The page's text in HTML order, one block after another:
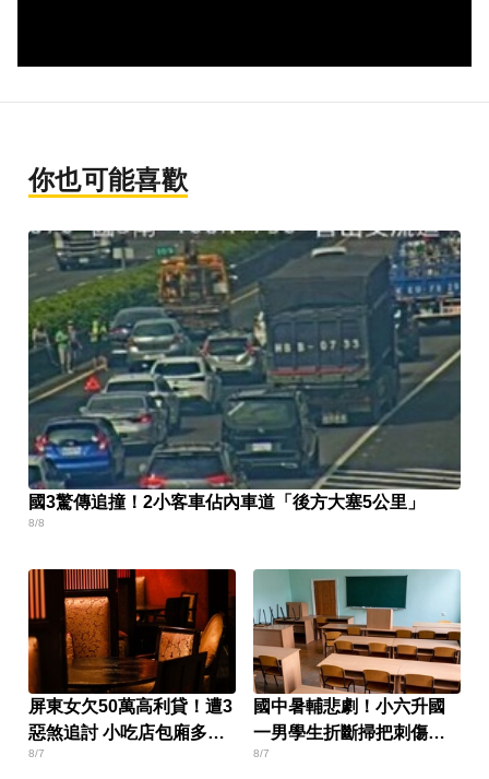
你也可能喜歡
國3驚傳追撞！2小客車佔內車道「後方大塞5公里」
8/8
屏東女欠50萬高利貸！遭3
惡煞追討 小吃店包廂多次
性侵
8/7
國中暑輔悲劇！小六升國
一男學生折斷掃把刺傷女
師 右眼恐失明
8/7